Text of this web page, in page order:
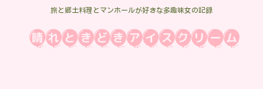
旅と郷土料理とマンホールが好きな多趣味女の記録